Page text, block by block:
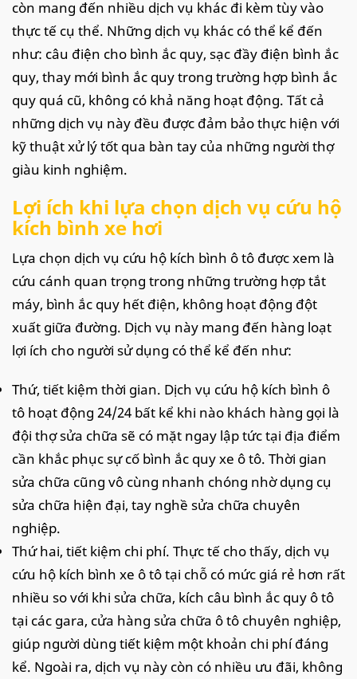
còn mang đến nhiều dịch vụ khác đi kèm tùy vào
thực tế cụ thể. Những dịch vụ khác có thể kể đến
như: câu điện cho bình ắc quy, sạc đầy điện bình ắc
quy, thay mới bình ắc quy trong trường hợp bình ắc
quy quá cũ, không có khả năng hoạt động. Tất cả
những dịch vụ này đều được đảm bảo thực hiện với
kỹ thuật xử lý tốt qua bàn tay của những người thợ
giàu kinh nghiệm.
Lợi ích khi lựa chọn dịch vụ cứu hộ
kích bình xe hơi
Lựa chọn dịch vụ cứu hộ kích bình ô tô được xem là
cứu cánh quan trọng trong những trường hợp tắt
máy, bình ắc quy hết điện, không hoạt động đột
xuất giữa đường. Dịch vụ này mang đến hàng loạt
lợi ích cho người sử dụng có thể kể đến như:
Thứ, tiết kiệm thời gian. Dịch vụ cứu hộ kích bình ô
tô hoạt động 24/24 bất kể khi nào khách hàng gọi là
đội thợ sửa chữa sẽ có mặt ngay lập tức tại địa điểm
cần khắc phục sự cố bình ắc quy xe ô tô. Thời gian
sửa chữa cũng vô cùng nhanh chóng nhờ dụng cụ
sửa chữa hiện đại, tay nghề sửa chữa chuyên
nghiệp.
Thứ hai, tiết kiệm chi phí. Thực tế cho thấy, dịch vụ
cứu hộ kích bình xe ô tô tại chỗ có mức giá rẻ hơn rất
nhiều so với khi sửa chữa, kích câu bình ắc quy ô tô
tại các gara, cửa hàng sửa chữa ô tô chuyên nghiệp,
giúp người dùng tiết kiệm một khoản chi phí đáng
kể. Ngoài ra, dịch vụ này còn có nhiều ưu đãi, không